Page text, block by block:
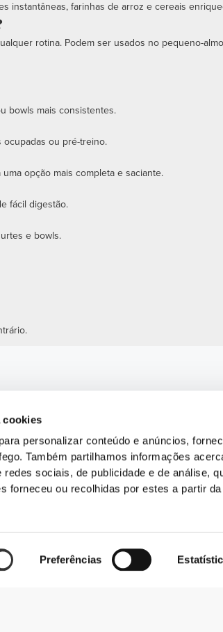
cookies
personalizar conteúdo e anúncios,
Também partilhamos informações
redes sociais, de publicidade e de análise,
forneceu ou recolhidas por estes a partir
Preferências
instantâneas, farinhas de arroz e cereais
rotina. Podem ser usados no pequeno-
bowls mais consistentes.
ocupadas ou pré-treino.
opção mais completa e saciante.
fácil digestão.
e bowls.